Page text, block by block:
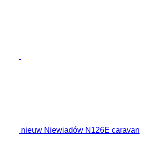
nieuw Niewiadów N126E caravan